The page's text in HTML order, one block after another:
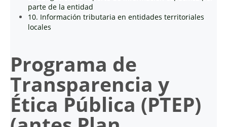
parte de la entidad
10. Información tributaria en entidades territoriales
locales
Programa de
Transparencia y
Ética Pública (PTEP)